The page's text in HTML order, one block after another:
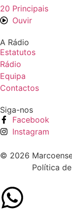
20 Principais
Ouvir
A Rádio
Estatutos
Rádio
Equipa
Contactos
Siga-nos
Facebook
Instagram
© 2026
Política